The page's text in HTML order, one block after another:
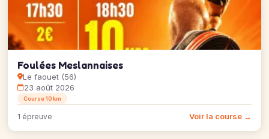
Foulées Meslannaises
Le faouet (56)
23 août 2026
Course 10 km
1 épreuve Voir la course →